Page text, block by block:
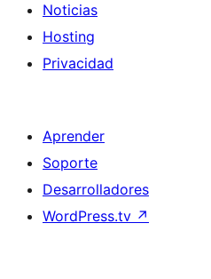
Noticias
Hosting
Privacidad
Aprender
Soporte
Desarrolladores
WordPress.tv ↗